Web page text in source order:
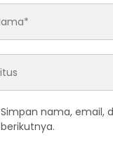
Simpan nama, email,
berikutnya.